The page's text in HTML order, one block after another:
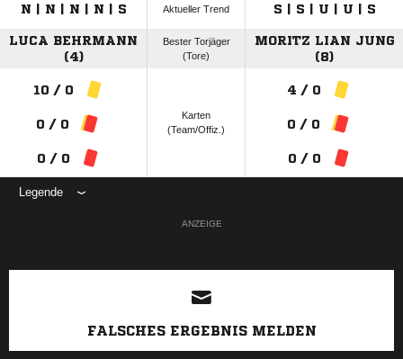
N | N | N | N | S Aktueller Trend S | S | U | U | S
LUCA BEHRMANN
(4)
Bester Torjäger
(Tore)
MORITZ LIAN JUNG
(8)
10 / 0
0 / 0
0 / 0
Karten
(Team/Offiz.)
4 / 0
0 / 0
0 / 0
Legende
ANZEIGE
FALSCHES ERGEBNIS MELDEN